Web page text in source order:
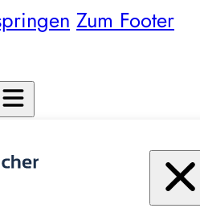
Zum Footer